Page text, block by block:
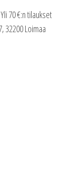
70 €:n tilaukset
32200 Loimaa